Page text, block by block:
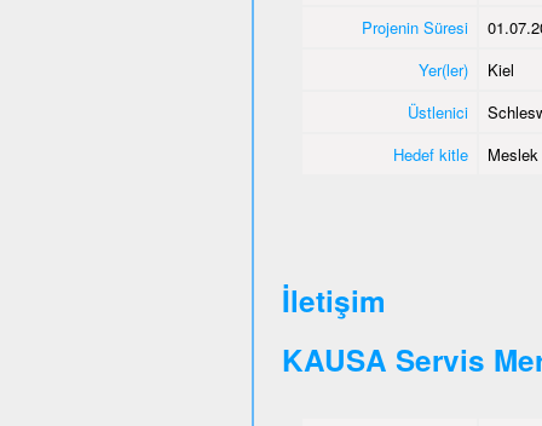
Projenin Süresi
Yer(ler)
Kiel
Üstlenici
Hedef kitle
İletişim
KAUSA Servis